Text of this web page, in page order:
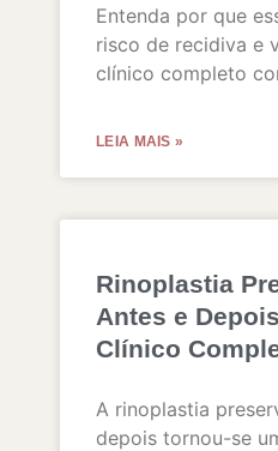
Entenda por que
risco de recidiva e
clínico completo
LEIA MAIS »
Rinoplastia
Antes e
Clínico
A rinoplastia
depois tornou-se